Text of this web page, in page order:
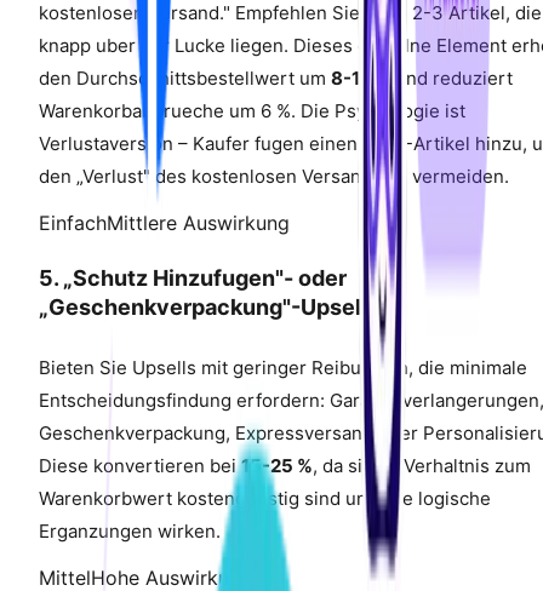
kostenlosen Versand." Empfehlen Sie dann 2-3 Artikel, die
knapp uber der Lucke liegen. Dieses einzelne Element
den Durchschnittsbestellwert um 8-12 %und reduziert
Warenkorbabbrueche um 6 %. Die Psychologie ist
Verlustaversion – Kaufer fugen einen 20-$-Artikel hinzu,
den „Verlust" des kostenlosen Versands zu vermeiden.
EinfachMittlere Auswirkung
5. „Schutz Hinzufugen"- oder
„Geschenkverpackung"-Upsells
Bieten Sie Upsells mit geringer Reibung an, die minimale
Entscheidungsfindung erfordern: Garantieverlangerungen,
Geschenkverpackung, Expressversand oder
Diese konvertieren bei15-25 %, da sie im Verhaltnis zum
Warenkorbwert kostengunstig sind und wie logische
Erganzungen wirken.
MittelHohe Auswirkung